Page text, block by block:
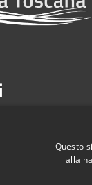
7 Via G.
Questo
alla